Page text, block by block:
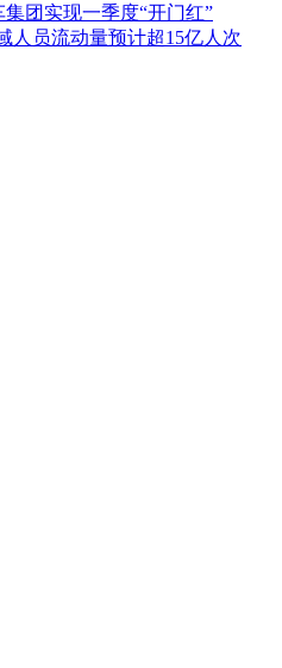
团实现一季度“开门红”
人员流动量预计超15亿人次